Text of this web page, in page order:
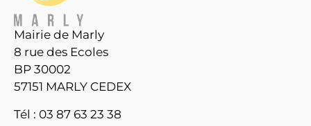
Mairie de Marly
8 rue des Ecoles
BP 30002
57151 MARLY CEDEX
Tél : 03 87 63 23 38